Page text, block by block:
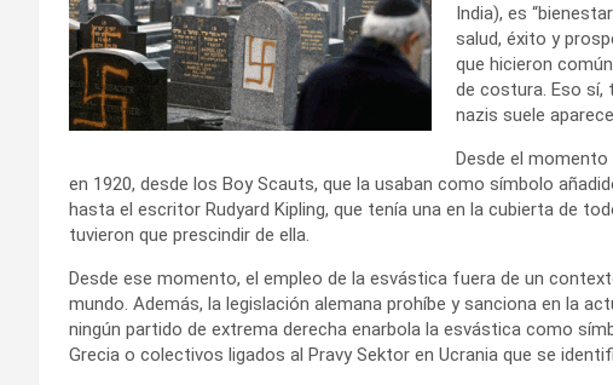
India), es
salud, éxito y
que hicieron
de costura. Eso sí,
nazis suele
Desde el
en 1920, desde los Boy Scauts, que la usaban como símbolo
hasta el escritor Rudyard Kipling, que tenía una en la cubierta de
tuvieron que prescindir de ella.
Desde ese momento, el empleo de la esvástica fuera de un
mundo. Además, la legislación alemana prohíbe y sanciona en la
ningún partido de extrema derecha enarbola la esvástica como
Grecia o colectivos ligados al Pravy Sektor en Ucrania que se